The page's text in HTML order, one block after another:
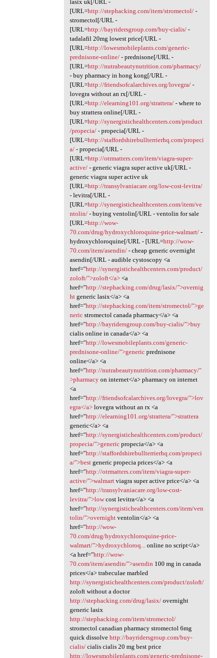
lasix uk[/URL -
[URL=http://stephacking.com/item/stromectol/-
stromectol[/URL -
[URL=http://bayridersgroup.com/buy-cialis/-
tadalafil 20mg lowest price[/URL -
[URL=http://lowesmobileplants.com/generic-
prednisone-online/- prednisone[/URL -
[URL=http://nutrabeautynutrition.com/pharmacy/
- buy pharmacy in hong kong[/URL -
[URL=http://friendsofcalarchives.org/lovegra/-
lovegra without an rx[/URL -
[URL=http://elearning101.org/strattera/- where to
buy strattera online[/URL -
[URL=http://synergistichealthcenters.com/product
/propecia/- propecia[/URL -
[URL=http://staffordshirebullterrierhq.com/propeci
a/- propecia[/URL -
[URL=http://otrmatters.com/item/viagra-super-
active/- generic viagra super active uk[/URL -
generic viagra super active uk
[URL=http://transylvaniacare.org/low-cost-levitra/
- levitra[/URL -
[URL=http://synergistichealthcenters.com/item/ve
ntolin/- buying ventolin[/URL - ventolin for sale
[URL=http://wow-
70.com/drug/hydroxychloroquine-price-walmart/-
hydroxychloroquine[/URL - [URL=http://wow-
70.com/item/asendin/- cheap generic overnight
asendin[/URL - audible cystoscopy <a
href="http://synergistichealthcenters.com/product/
zoloft/">zoloft</a><a
href="http://stephacking.com/drug/lasix/">overnig
htgeneric lasix</a> <a
href="http://stephacking.com/item/stromectol/">ge
nericstromectol canada pharmacy</a> <a
href="http://bayridersgroup.com/buy-cialis/">buy
cialis online in canada</a> <a
href="http://lowesmobileplants.com/generic-
prednisone-online/">genericprednisone
online</a> <a
href="http://nutrabeautynutrition.com/pharmacy/"
>pharmacyon internet</a> pharmacy on internet
<a
href="http://friendsofcalarchives.org/lovegra/">lov
egra</a>lovegra without an rx <a
href="http://elearning101.org/strattera/">strattera
generic</a> <a
href="http://synergistichealthcenters.com/product/
propecia/">genericpropecia</a> <a
href="http://staffordshirebullterrierhq.com/propeci
a/">bestgeneric propecia prices</a> <a
href="http://otrmatters.com/item/viagra-super-
active/">walmartviagra super active price</a> <a
href="http://transylvaniacare.org/low-cost-
levitra/">lowcost levitra</a> <a
href="http://synergistichealthcenters.com/item/ven
tolin/">overnightventolin</a> <a
href="http://wow-
70.com/drug/hydroxychloroquine-price-
walmart/">hydroxychloroq...
online no script</a>
<a href="http://wow-
70.com/item/asendin/">asendin 100 mg in canada
prices</a> trabeculae marbled
http://synergistichealthcenters.com/product/zoloft/
zoloft without a doctor
http://stephacking.com/drug/lasix/overnight
generic lasix
http://stephacking.com/item/stromectol/
stromectol canadian pharmacy stromectol 6mg
quick dissolve http://bayridersgroup.com/buy-
cialis/cialis cialis 20 mg best price
http://lowesmobileplants.com/generic-prednisone-